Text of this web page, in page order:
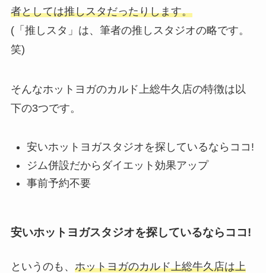
者としては推しスタだったりします。
(「推しスタ」は、筆者の推しスタジオの略です。
笑)
そんなホットヨガのカルド上総牛久店の特徴は以
下の3つです。
安いホットヨガスタジオを探しているならココ!
ジム併設だからダイエット効果アップ
事前予約不要
安いホットヨガスタジオを探しているならココ!
というのも、 ホットヨガのカルド上総牛久店は上